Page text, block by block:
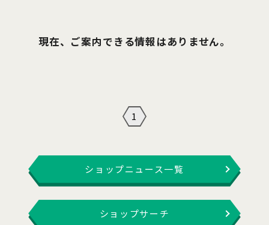
現在、ご案内できる情報はありません。
1
ショップニュース一覧
ショップサーチ